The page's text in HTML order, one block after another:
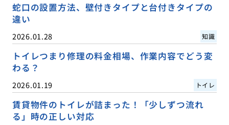
蛇口の設置方法、壁付きタイプと台付きタイプの
違い
2026.01.28 知識
トイレつまり修理の料金相場、作業内容でどう変
わる？
2026.01.19 トイレ
賃貸物件のトイレが詰まった！「少しずつ流れ
る」時の正しい対応